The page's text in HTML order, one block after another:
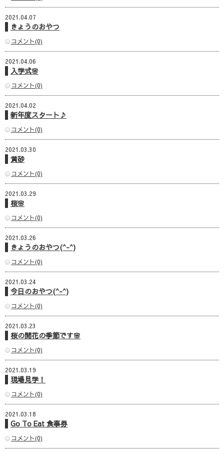
2021.04.07
きょうのおやつ
コメント(0)
2021.04.06
入学式🌸
コメント(0)
2021.04.02
新年度スタート♪
コメント(0)
2021.03.30
黄砂
コメント(0)
2021.03.29
桜🌸
コメント(0)
2021.03.26
きょうのおやつ(^-^)
コメント(0)
2021.03.24
今日のおやつ(^-^)
コメント(0)
2021.03.23
桜の開花の季節です🌸
コメント(0)
2021.03.19
現場見学！
コメント(0)
2021.03.18
Go To Eat 食事券
コメント(0)